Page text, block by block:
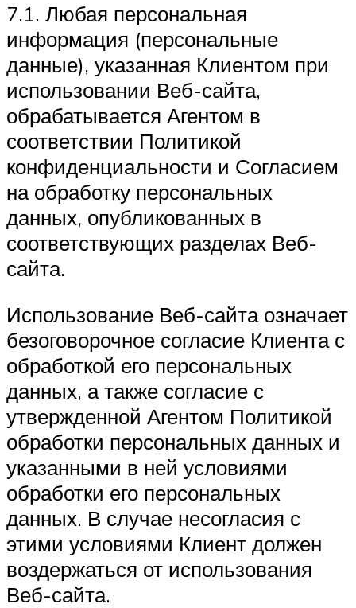
7.1. Любая персональная
информация (персональные
данные), указанная Клиентом при
использовании Веб-сайта,
обрабатывается Агентом в
соответствии Политикой
конфиденциальности и Согласием
на обработку персональных
данных, опубликованных в
соответствующих разделах Веб-
сайта.
Использование Веб-сайта означает
безоговорочное согласие Клиента с
обработкой его персональных
данных, а также согласие с
утвержденной Агентом Политикой
обработки персональных данных и
указанными в ней условиями
обработки его персональных
данных. В случае несогласия с
этими условиями Клиент должен
воздержаться от использования
Веб-сайта.